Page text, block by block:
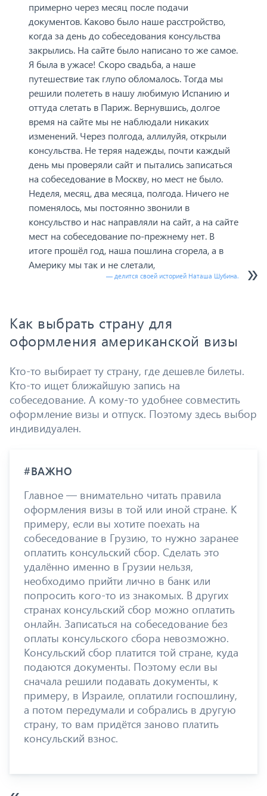
примерно через месяц после подачи
документов. Каково было наше расстройство,
когда за день до собеседования консульства
закрылись. На сайте было написано то же самое.
Я была в ужасе! Скоро свадьба, а наше
путешествие так глупо обломалось. Тогда мы
решили полететь в нашу любимую Испанию и
оттуда слетать в Париж. Вернувшись, долгое
время на сайте мы не наблюдали никаких
изменений. Через полгода, аллилуйя, открыли
консульства. Не теряя надежды, почти каждый
день мы проверяли сайт и пытались записаться
на собеседование в Москву, но мест не было.
Неделя, месяц, два месяца, полгода. Ничего не
поменялось, мы постоянно звонили в
консульство и нас направляли на сайт, а на сайте
мест на собеседование по-прежнему нет. В
итоге прошёл год, наша пошлина сгорела, а в
Америку мы так и не слетали,
— делится своей историей Наташа Шубина.
Как выбрать страну для
оформления американской визы
Кто-то выбирает ту страну, где дешевле билеты.
Кто-то ищет ближайшую запись на
собеседование. А кому-то удобнее совместить
оформление визы и отпуск. Поэтому здесь выбор
индивидуален.
#ВАЖНО
Главное — внимательно читать правила
оформления визы в той или иной стране. К
примеру, если вы хотите поехать на
собеседование в Грузию, то нужно заранее
оплатить консульский сбор. Сделать это
удалённо именно в Грузии нельзя,
необходимо прийти лично в банк или
попросить кого-то из знакомых. В других
странах консульский сбор можно оплатить
онлайн. Записаться на собеседование без
оплаты консульского сбора невозможно.
Консульский сбор платится той стране, куда
подаются документы. Поэтому если вы
сначала решили подавать документы, к
примеру, в Израиле, оплатили госпошлину,
а потом передумали и собрались в другую
страну, то вам придётся заново платить
консульский взнос.